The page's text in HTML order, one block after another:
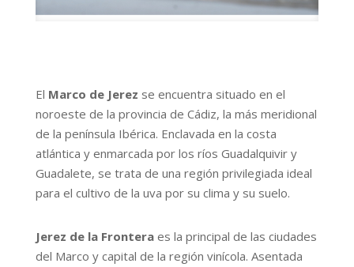
El Marco de Jerez se encuentra situado en el
noroeste de la provincia de Cádiz, la más meridional
de la península Ibérica. Enclavada en la costa
atlántica y enmarcada por los ríos Guadalquivir y
Guadalete, se trata de una región privilegiada ideal
para el cultivo de la uva por su clima y su suelo.
Jerez de la Fronteraes la principal de las ciudades
del Marco y capital de la región vinícola. Asentada